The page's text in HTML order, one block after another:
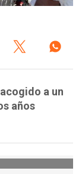
a un
años